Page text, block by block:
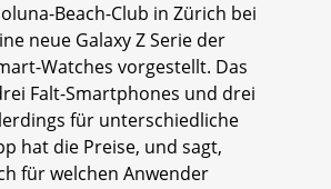
Beach-Club in Zürich bei
neue Galaxy Z Serie der
Watches vorgestellt. Das
Falt-Smartphones und drei
für unterschiedliche
hat die Preise, und sagt,
für welchen Anwender